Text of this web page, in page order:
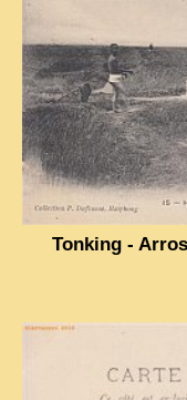
ENQUÊTES
L’ ACTU
2025 LAOS 1950 CPSM
2026 PERI, VIÊT-CONG
VIETNAM
ZOOM PHOTO
MUSÉES
Tonking -